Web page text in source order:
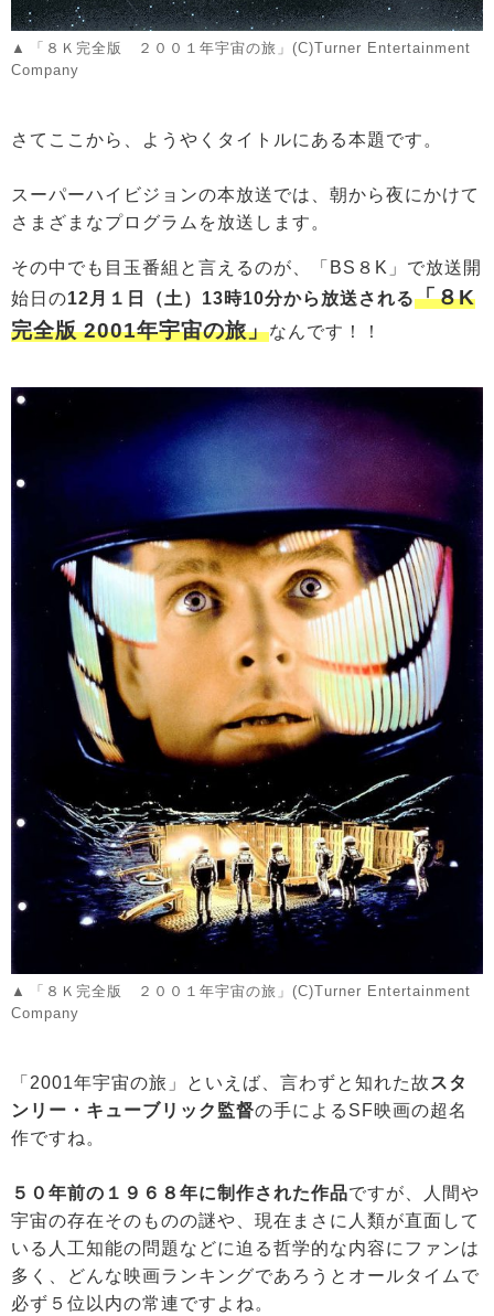
「８Ｋ完全版 ２００１年宇宙の旅」(C)Turner Entertainment
Company
さてここから、ようやくタイトルにある本題です。
スーパーハイビジョンの本放送では、朝から夜にかけて
さまざまなプログラムを放送します。
その中でも目玉番組と言えるのが、「BS８K」で放送開
始日の12月１日（土）13時10分から放送される「８K
完全版 2001年宇宙の旅」なんです！！
「８Ｋ完全版 ２００１年宇宙の旅」(C)Turner Entertainment
Company
「2001年宇宙の旅」といえば、言わずと知れた故 スタ
ンリー・キューブリック監督の手によるSF映画の超名
作ですね。
５０年前の１９６８年に制作された作品ですが、人間や
宇宙の存在そのものの謎や、現在まさに人類が直面して
いる人工知能の問題などに迫る哲学的な内容にファンは
多く、どんな映画ランキングであろうとオールタイムで
必ず５位以内の常連ですよね。